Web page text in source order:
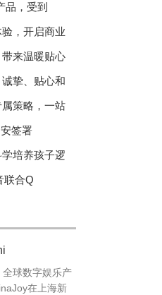
品，受到
，开启商业
来温暖贴心
挚、贴心和
策略，一站
签署
培养孩子逻
联合Q
球数字娱乐产
在上海新